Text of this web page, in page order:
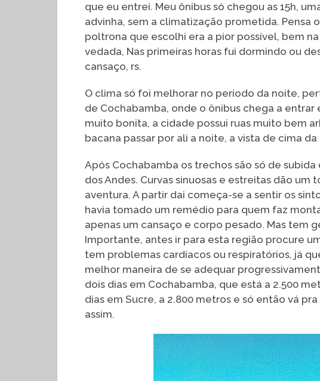
que eu entrei. Meu ônibus só chegou as 15h,
advinha, sem a climatização prometida. Pensa
poltrona que escolhi era a pior possível, bem
vedada, Nas primeiras horas fui dormindo ou
cansaço, rs.
O clima só foi melhorar no período da noite,
de Cochabamba, onde o ônibus chega a
muito bonita, a cidade possui ruas muito bem
bacana passar por ali a noite, a vista de cima
Após Cochabamba os trechos são só de
dos Andes. Curvas sinuosas e estreitas dão um
aventura. A partir dai começa-se a sentir os
havia tomado um remédio para quem faz
apenas um cansaço e corpo pesado. Mas tem
Importante, antes ir para esta região procure
tem problemas cardíacos ou respiratórios, já
melhor maneira de se adequar
dois dias em Cochabamba, que está a 2.500
dias em Sucre, a 2.800 metros e só então vá
assim.